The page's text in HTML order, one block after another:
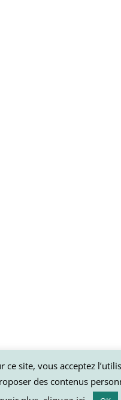
ce site, vous acceptez
des contenus